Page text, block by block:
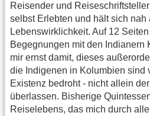
Reisender und
selbst Erlebten und hält sich nah
Lebenswirklichkeit. Auf 12
Begegnungen mit den Indianern
mir ernst damit, dieses
die Indigenen in Kolumbien sind
Existenz bedroht - nicht allein
überlassen. Bisherige
Reiselebens, das mich durch